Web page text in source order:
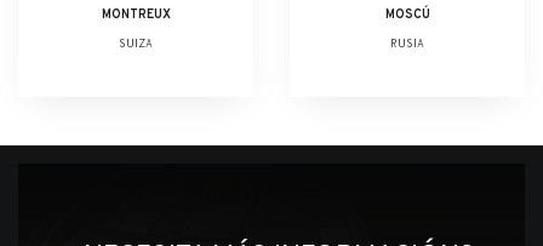
MONTREUX
SUIZA
MOSCÚ
RUSIA